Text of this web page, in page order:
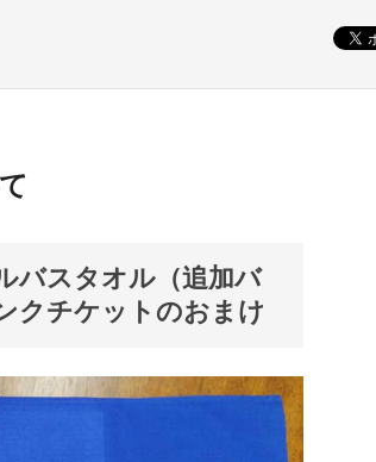
バスタオル（追加バ
クチケットのおまけ